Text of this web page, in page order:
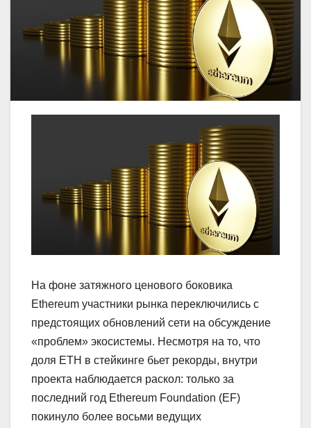
На фоне затяжного ценового боковика
Ethereum участники рынка переключились с
предстоящих обновлений сети на обсуждение
«проблем» экосистемы. Несмотря на то, что
доля ETH в стейкинге бьет рекорды, внутри
проекта наблюдается раскол: только за
последний год Ethereum Foundation (EF)
покинуло более восьми ведущих